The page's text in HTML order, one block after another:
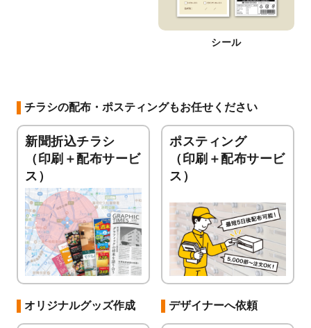
シール
チラシの配布・ポスティングもお任せください
新聞折込チラシ
（印刷＋配布サービ
ス）
ポスティング
（印刷＋配布サービ
ス）
オリジナルグッズ作成 デザイナーへ依頼